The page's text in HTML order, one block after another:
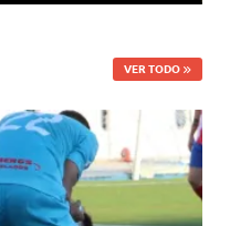
VER TODO